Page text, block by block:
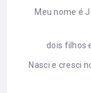
Meu nome é
dois filhos
Nasci e cresci